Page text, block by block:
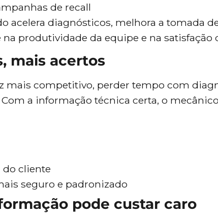
de recall
acelera diagnósticos, melhora a tomada
produtividade da equipe e na satisfação
mais acertos
mais competitivo, perder tempo com
a informação técnica certa, o
cliente
seguro e padronizado
pode custar caro